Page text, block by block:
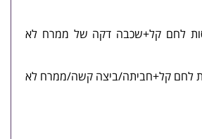
4: 1-2 פרוסות לחם קל+שכבה דקה של ממרח לא
1-2 פרוסות לחם קל+חביתה/ביצה קשה/ממרח לא